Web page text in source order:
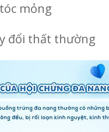
mỏng
đổi thất thường